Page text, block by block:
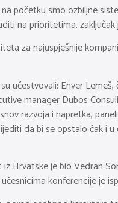
početku smo ozbiljne
na prioritetima, zaključak
za najuspješnije
učestvovali: Enver
manager Dubos
razvoja i napretka,
da bi se opstalo čak
Hrvatske je bio Vedran
konferencije je